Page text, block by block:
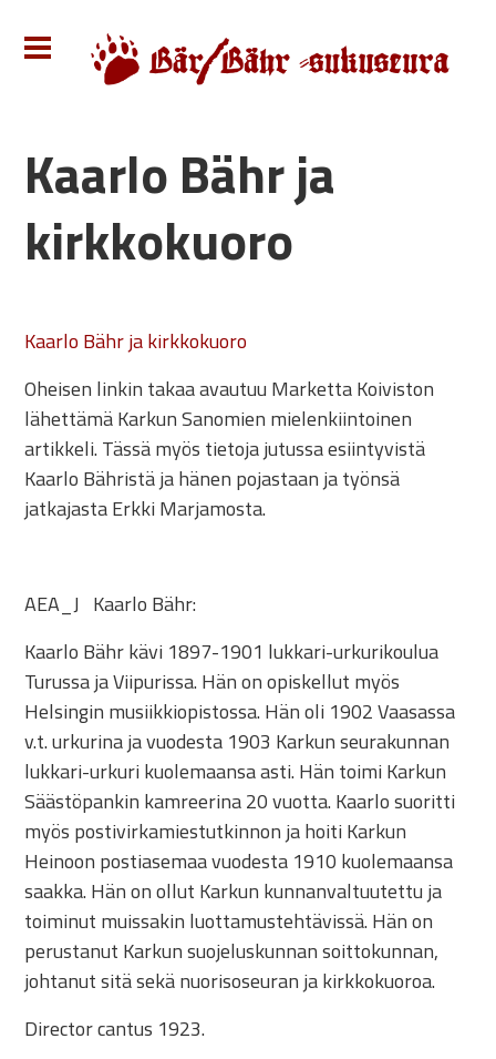
Kaarlo Bähr ja
kirkkokuoro
Kaarlo Bähr ja kirkkokuoro
Oheisen linkin takaa avautuu Marketta Koiviston
lähettämä Karkun Sanomien mielenkiintoinen
artikkeli. Tässä myös tietoja jutussa esiintyvistä
Kaarlo Bähristä ja hänen pojastaan ja työnsä
jatkajasta Erkki Marjamosta.
AEA_J Kaarlo Bähr:
Kaarlo Bähr kävi 1897-1901 lukkari-urkurikoulua
Turussa ja Viipurissa. Hän on opiskellut myös
Helsingin musiikkiopistossa. Hän oli 1902 Vaasassa
v.t. urkurina ja vuodesta 1903 Karkun seurakunnan
lukkari-urkuri kuolemaansa asti. Hän toimi Karkun
Säästöpankin kamreerina 20 vuotta. Kaarlo suoritti
myös postivirkamiestutkinnon ja hoiti Karkun
Heinoon postiasemaa vuodesta 1910 kuolemaansa
saakka. Hän on ollut Karkun kunnanvaltuutettu ja
toiminut muissakin luottamustehtävissä. Hän on
perustanut Karkun suojeluskunnan soittokunnan,
johtanut sitä sekä nuorisoseuran ja kirkkokuoroa.
Director cantus 1923.